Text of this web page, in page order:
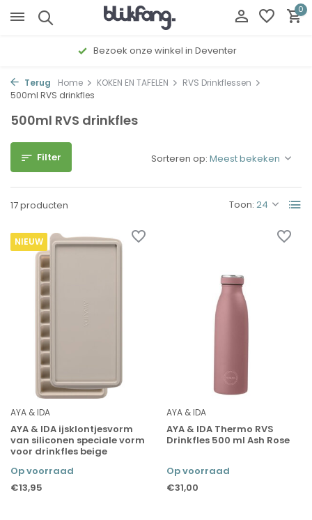
0
Bezoek onze winkel in Deventer
Terug Home KOKEN EN TAFELEN
RVS Drinkflessen
500ml RVS drinkfles
500ml RVS drinkfles
Filter
17 producten Toon:
Sorteren op:
NIEUW
AYA & IDA
AYA & IDA ijsklontjesvorm
van siliconen speciale vorm
voor drinkfles beige
Op voorraad
€13,95
AYA & IDA
AYA & IDA Thermo RVS
Drinkfles 500 ml Ash Rose
Op voorraad
€31,00